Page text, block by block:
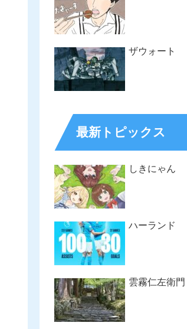
ザウォート
最新トピックス
しきにゃん
ハーランド
雲霧仁左衛門